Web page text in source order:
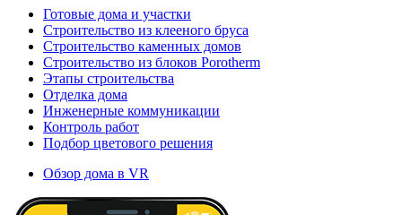
Готовые дома и участки
Строительство из клееного бруса
Строительство каменных домов
Строительство из блоков Porotherm
Этапы строительства
Отделка дома
Инженерные коммуникации
Контроль работ
Подбор цветового решения
Обзор дома в VR